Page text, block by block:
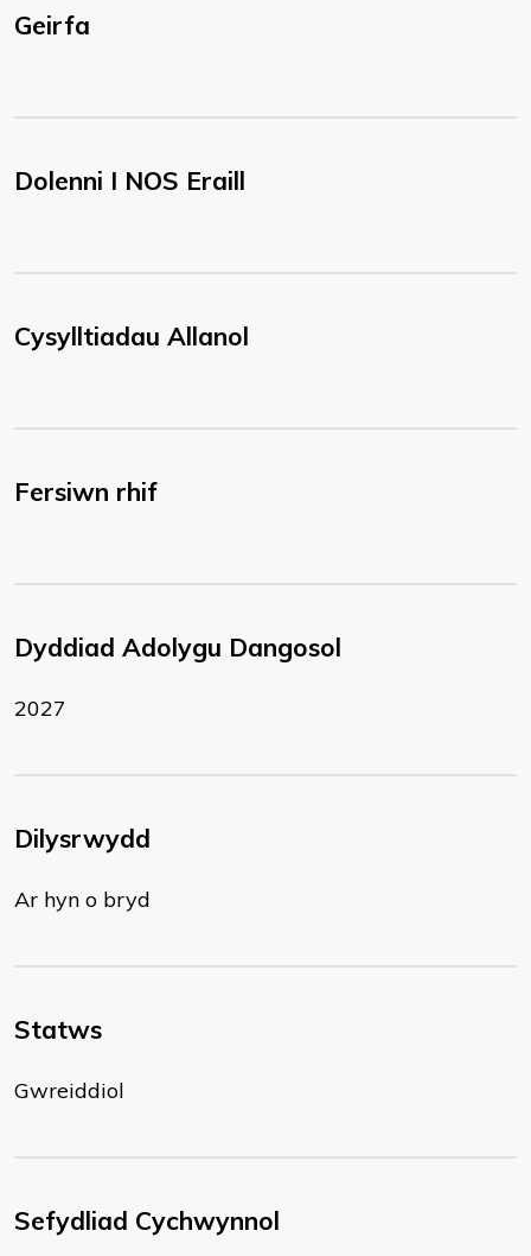
Geirfa
Dolenni I NOS Eraill
Cysylltiadau Allanol
Fersiwn rhif
Dyddiad Adolygu Dangosol
2027
Dilysrwydd
Ar hyn o bryd
Statws
Gwreiddiol
Sefydliad Cychwynnol